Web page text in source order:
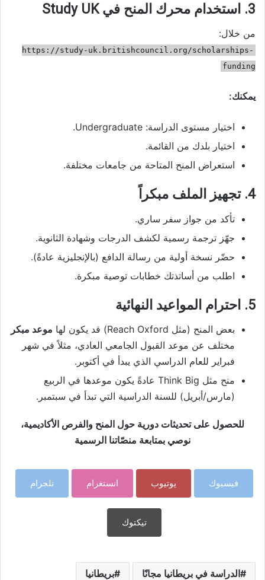
3. استخدام محرك المنح في Study UK
من خلال:
https://study-uk.britishcouncil.org/scholarships-
funding
يمكنك:
اختيار مستوى الدراسة: Undergraduate.
اختيار بلدك من القائمة.
استعراض المنح المتاحة من جامعات مختلفة.
4. تجهيز الملف مبكراً
تأكد من جواز سفر ساري.
جهّز ترجمة رسمية لكشف الدرجات وشهادة الثانوية.
حضّر نسخة أولية من رسالة الدافع (بالإنجليزية عادةً).
اطلب من أساتذتك خطابات توصية مبكرة.
5. احترام المواعيد النهائية
بعض المنح (مثل Reach Oxford) قد يكون لها
موعد مبكر
مختلف عن موعد القبول الجامعي العادي، مثلاً في شهر
فبراير للعام الدراسي الذي يبدأ في أكتوبر.
منح مثل Think Big عادةً يكون موعدها في الربيع
(مارس/أبريل) للسنة الدراسية التي تبدأ في سبتمبر.
للحصول على تحديثات دورية حول المنح والفرص الأكاديمية،
نوصي بمتابعة منصّاتنا الرسمية
فيسبوك يوتيوب انستغرام تلجرام
تيكتوك
الدراسة في بريطانيا مجانًا بريطانيا